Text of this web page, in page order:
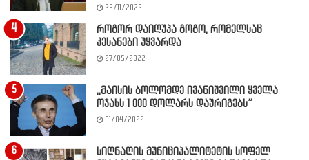
28/11/2023
როგორ დაიღუპა გოგო, რომელსაც
კესანები უყვარდა
27/05/2022
,,მაისის ბოლომდე ივანიშვილი ყველა
ოჯახს 1 000 დოლარს დაურიგებს”
01/04/2022
სიღნაღის მუნიციპალიტეტის სოფელ